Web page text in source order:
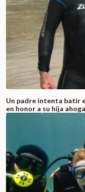
Un padre intenta batir
en honor a su hija